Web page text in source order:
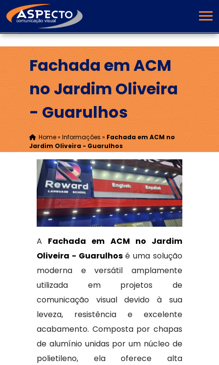
Fachada em ACM
no Jardim Oliveira
- Guarulhos
Home» Informações » Fachada em ACM no
Jardim Oliveira - Guarulhos
A Fachada em ACM no Jardim
Oliveira - Guarulhosé uma solução
moderna e versátil amplamente
utilizada em projetos de
comunicação visual devido à sua
leveza, resistência e excelente
acabamento. Composta por chapas
de alumínio unidas por um núcleo de
polietileno, ela oferece alta